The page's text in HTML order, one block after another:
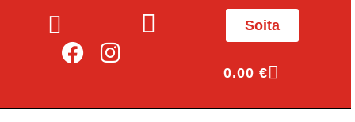
Soita
0.00 €